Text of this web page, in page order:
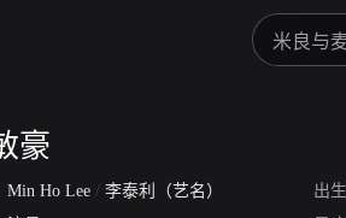
豪
Min Ho Lee / 李泰利（艺名） 出